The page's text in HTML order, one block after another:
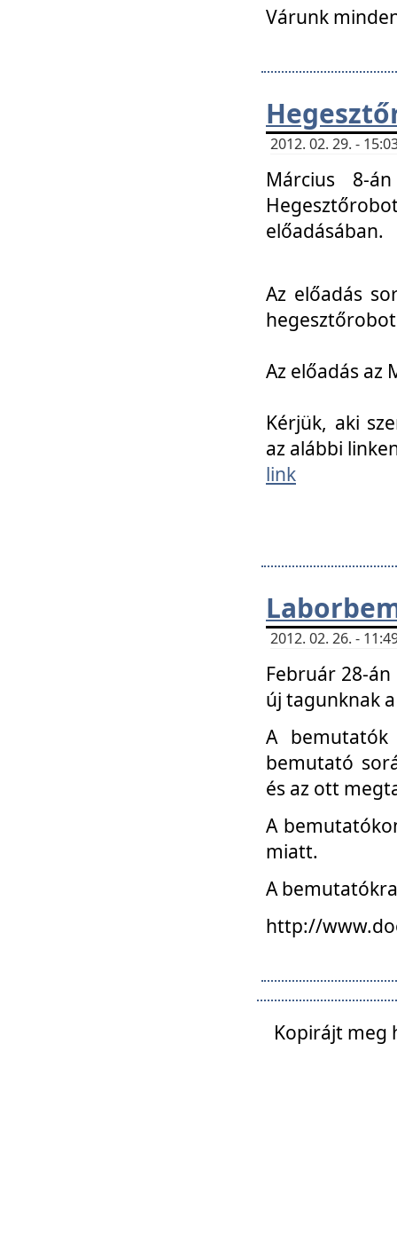
Várunk
2012. 02. 29. -
Március 8-
előadásában.
Az előadás
Az előadás az
Kérjük, aki
az alábbi
link
2012. 02. 26. -
Február 28-
új tagunknak
A
bemutató
és az ott
A
miatt.
A
http://
Kopirájt meg